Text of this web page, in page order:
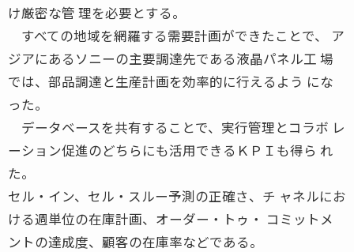
け厳密な管 理を必要とする。
すべての地域を網羅する需要計画ができたことで、 ア
ジアにあるソニーの主要調達先である液晶パネル工 場
では、部品調達と生産計画を効率的に行えるよう にな
った。
データベースを共有することで、実行管理とコラボ レ
ーション促進のどちらにも活用できるＫＰＩも得ら れ
た。
セル・イン、セル・スルー予測の正確さ、チ ャネルにお
ける週単位の在庫計画、オーダー・トゥ・ コミットメ
ントの達成度、顧客の在庫率などである。